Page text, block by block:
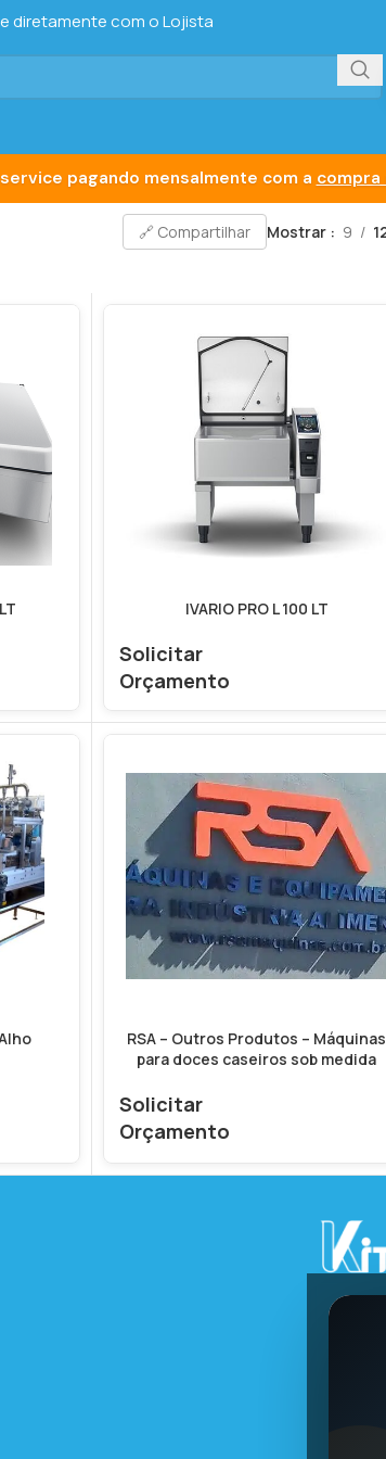
diretamente com o Lojista
🔗 Compartilhar Mostrar 9
IVARIO PRO L 100 LT
Solicitar
Orçamento
RSA – Outros Produtos – Máquinas
para doces caseiros sob medida
Solicitar
Orçamento
pagando mensalmente com a compra